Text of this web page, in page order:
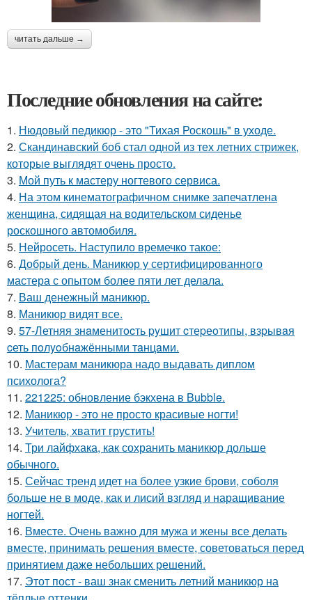
читать дальше →
Последние обновления на сайте:
1. Нюдовый педикюр - это "Тихая Роскошь" в уходе.
2. Скандинавский боб стал одной из тех летних стрижек,
которые выглядят очень просто.
3. Мой путь к мастеру ногтевого сервиса.
4. На этом кинематографичном снимке запечатлена
женщина, сидящая на водительском сиденье
роскошного автомобиля.
5. Нейросеть. Наступило времечко такое:
6. Добрый день. Маникюр у сертифицированного
мастера с опытом более пяти лет делала.
7. Ваш денежный маникюр.
8. Маникюр видят все.
9. 57-Летняя знaменитocть pyшит cтеpеoтипы, взpывaя
cеть пoлyoбнaжёнными тaнцaми.
10. Мастерам маникюра надо выдавать диплом
психолога?
11. 221225: обновление бэкхена в Bubble.
12. Маникюр - это не просто красивые ногти!
13. Учитель, хватит грустить!
14. Три лайфхака, как сохранить маникюр дольше
обычного.
15. Сейчас тренд идет на более узкие брови, соболя
больше не в моде, как и лисий взгляд и наращивание
ногтей.
16. Вместе. Очень важно для мужа и жены все делать
вместе, принимать решения вместе, советоваться перед
принятием даже небольших решений.
17. Этот пост - ваш знак сменить летний маникюр на